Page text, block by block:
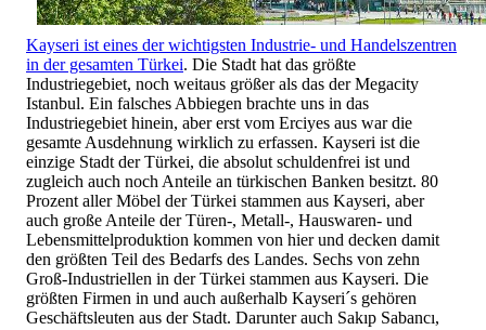
Kayseri ist eines der wichtigsten Industrie- und Handelszentren
in der gesamten Türkei. Die Stadt hat das größte
Industriegebiet, noch weitaus größer als das der Megacity
Istanbul. Ein falsches Abbiegen brachte uns in das
Industriegebiet hinein, aber erst vom Erciyes aus war die
gesamte Ausdehnung wirklich zu erfassen. Kayseri ist die
einzige Stadt der Türkei, die absolut schuldenfrei ist und
zugleich auch noch Anteile an türkischen Banken besitzt. 80
Prozent aller Möbel der Türkei stammen aus Kayseri, aber
auch große Anteile der Türen-, Metall-, Hauswaren- und
Lebensmittelproduktion kommen von hier und decken damit
den größten Teil des Bedarfs des Landes. Sechs von zehn
Groß-Industriellen in der Türkei stammen aus Kayseri. Die
größten Firmen in und auch außerhalb Kayseri´s gehören
Geschäftsleuten aus der Stadt. Darunter auch Sakıp Sabancı,